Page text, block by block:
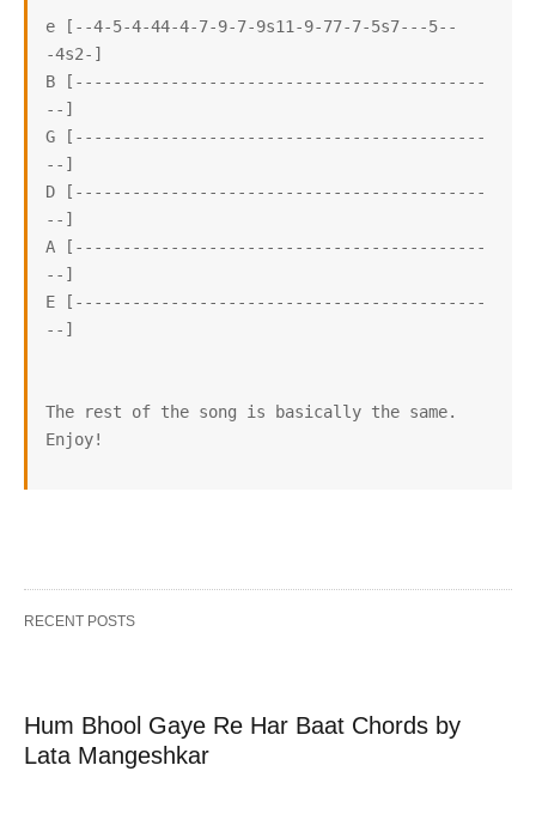
e [--4-5-4-44-4-7-9-7-9s11-9-77-7-5s7---5--
-4s2-]
B [-------------------------------------------
--]
G [-------------------------------------------
--]
D [-------------------------------------------
--]
A [-------------------------------------------
--]
E [-------------------------------------------
--]
The rest of the song is basically the same.
RECENT POSTS
Hum Bhool Gaye Re Har Baat Chords by
Lata Mangeshkar